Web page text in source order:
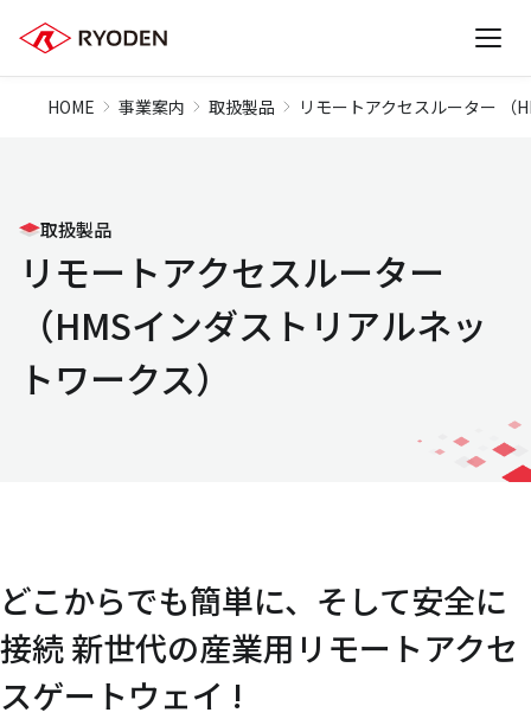
HOME 事業案内 取扱製品 リモートアクセスルーター （
取扱製品
リモートアクセスルーター
（HMSインダストリアルネッ
トワークス）
どこからでも簡単に、そして安全に
接続 新世代の産業用リモートアクセ
スゲートウェイ !